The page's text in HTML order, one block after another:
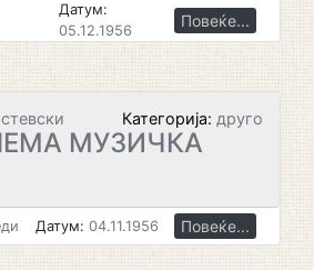
Датум:
05.12.1956
Повеќе...
Категорија: друго
МУЗИЧКА
Датум: 04.11.1956 Повеќе...